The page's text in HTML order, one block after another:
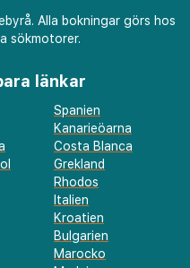
Alla bokningar görs hos
sökmotorer.
länkar
Spanien
Kanarieöarna
Costa Blanca
Grekland
Rhodos
Italien
Kroatien
Bulgarien
Marocko